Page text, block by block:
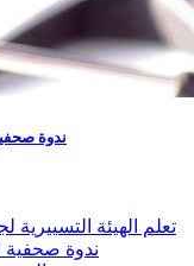
ندوة
تعلم الهيئة التسييرية
ندوة صحفية